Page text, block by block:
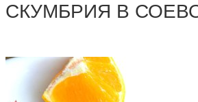
СКУМБРИЯ В